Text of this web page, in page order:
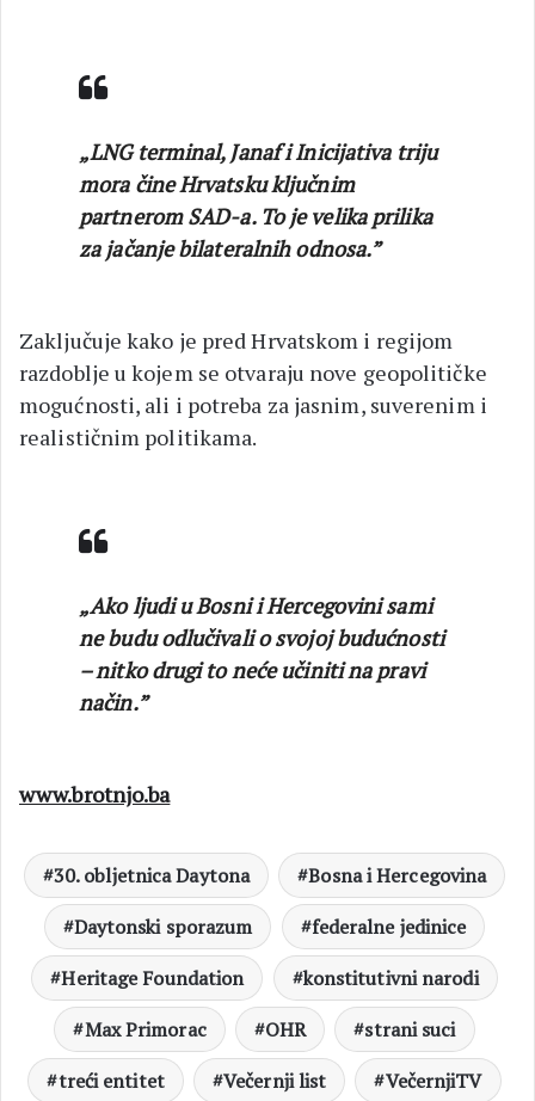
„LNG terminal, Janaf i Inicijativa triju
mora čine Hrvatsku ključnim
partnerom SAD-a. To je velika prilika
za jačanje bilateralnih odnosa.”
Zaključuje kako je pred Hrvatskom i regijom
razdoblje u kojem se otvaraju nove geopolitičke
mogućnosti, ali i potreba za jasnim, suverenim i
realističnim politikama.
„Ako ljudi u Bosni i Hercegovini sami
ne budu odlučivali o svojoj budućnosti
– nitko drugi to neće učiniti na pravi
način.”
www.brotnjo.ba
30. obljetnica Daytona
Bosna i Hercegovina
Daytonski sporazum
federalne jedinice
Heritage Foundation
konstitutivni narodi
Max Primorac
OHR
strani suci
treći entitet
Večernji list VečernjiTV